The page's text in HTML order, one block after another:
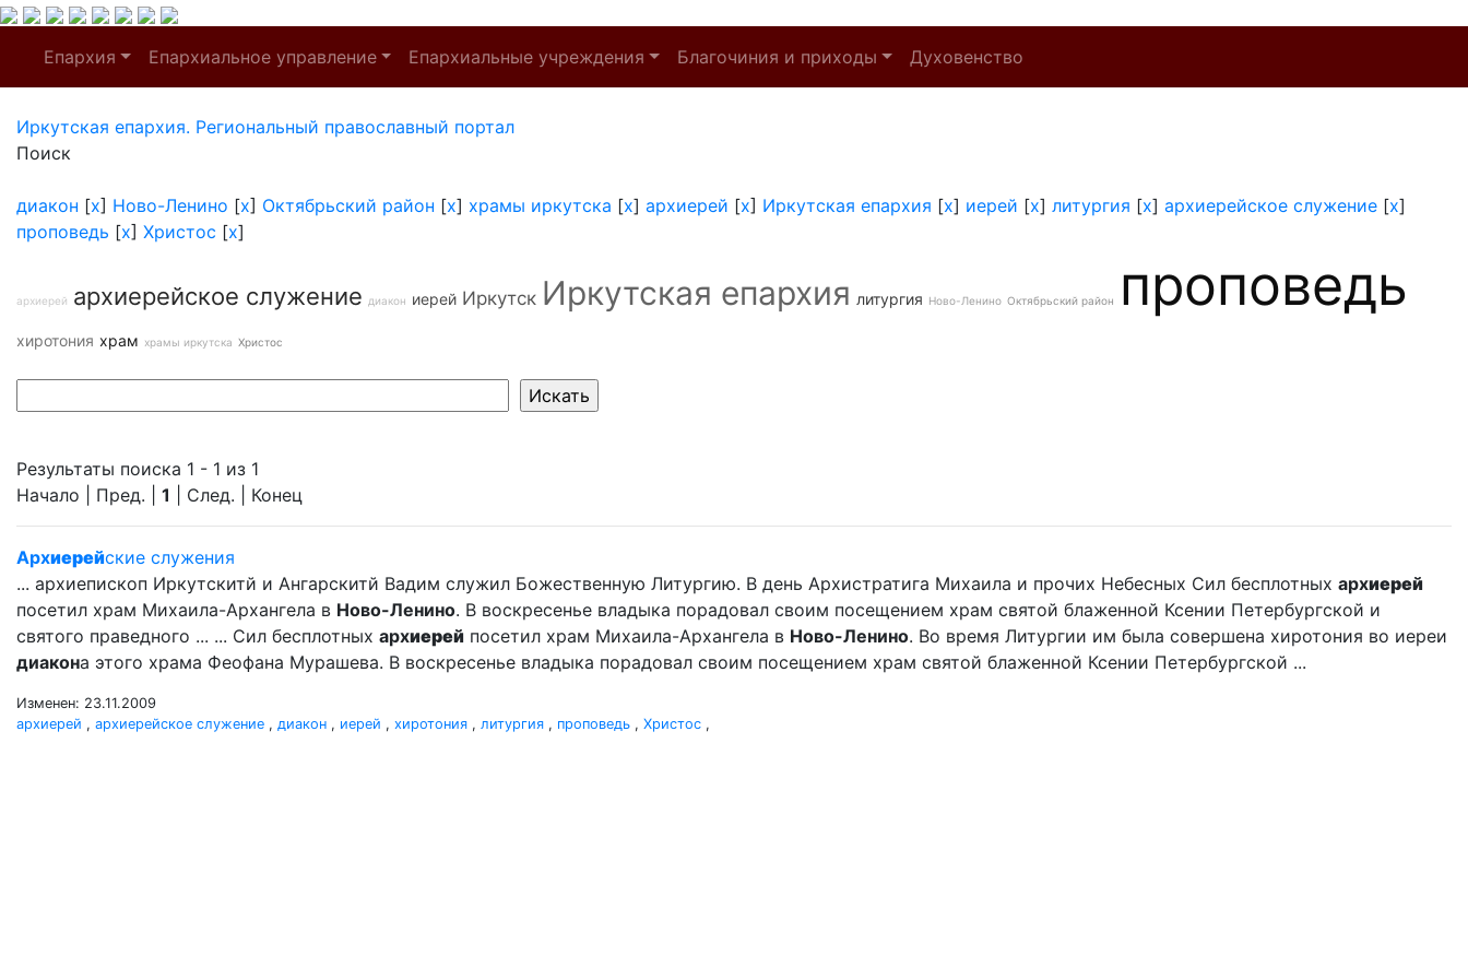
Епархия Епархиальное управление Епархиальные учреждения Благочиния и приходы Духовенство
Иркутская епархия. Региональный православный портал
Поиск
диакон [x] Ново-Ленино [x] Октябрьский район [x] храмы иркутска [x] архиерей [x] Иркутская епархия [x] иерей [x] литургия [x] архиерейское служение [x]
проповедь [x] Христос [x]
архиерей архиерейское служение диакон иерей Иркутск Иркутская епархия литургия Ново-Ленино Октябрьский район проповедь
хиротония храм храмы иркутска Христос
Результаты поиска 1 - 1 из 1
Начало | Пред. | 1 | След. | Конец
Архиерейские служения
... архиепископ Иркутскитй и Ангарскитй Вадим служил Божественную Литургию. В день Архистратига Михаила и прочих Небесных Сил бесплотных архиерей
посетил храм Михаила-Архангела в Ново-Ленино. В воскресенье владыка порадовал своим посещением храм святой блаженной Ксении Петербургской и
святого праведного ... ... Сил бесплотных архиерей посетил храм Михаила-Архангела в Ново-Ленино. Во время Литургии им была совершена хиротония во иереи
диакона этого храма Феофана Мурашева. В воскресенье владыка порадовал своим посещением храм святой блаженной Ксении Петербургской ...
Изменен: 23.11.2009
архиерей , архиерейское служение , диакон , иерей , хиротония , литургия , проповедь , Христос ,